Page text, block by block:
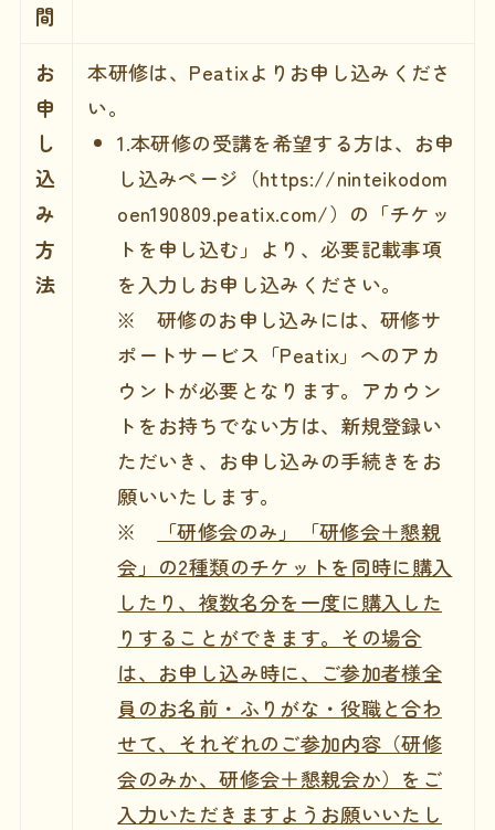
間
お
申
し
込
み
方
法
本研修は、Peatixよりお申し込みくださ
い。
1.本研修の受講を希望する方は、お申
し込みページ（https://ninteikodom
oen190809.peatix.com/）の「チケッ
トを申し込む」より、必要記載事項
を入力しお申し込みください。
※ 研修のお申し込みには、研修サ
ポートサービス「Peatix」へのアカ
ウントが必要となります。アカウン
トをお持ちでない方は、新規登録い
ただいき、お申し込みの手続きをお
願いいたします。
※
「研修会のみ」「研修会＋懇親
会」の2種類のチケットを同時に購入
したり、複数名分を一度に購入した
りすることができます。その場合
は、お申し込み時に、ご参加者様全
員のお名前・ふりがな・役職と合わ
せて、それぞれのご参加内容（研修
会のみか、研修会＋懇親会か）をご
入力いただきますようお願いいたし